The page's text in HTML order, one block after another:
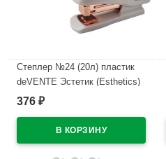
Степлер №24 (20л) пластик
deVENTE Эстетик (Esthetics)
лавандово-пепельный с
376 ₽